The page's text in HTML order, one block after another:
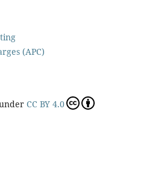
(APC)
CC BY 4.0